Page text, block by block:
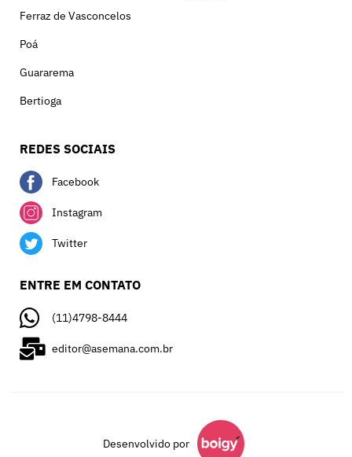
Ferraz de Vasconcelos
Poá
Guararema
Bertioga
REDES SOCIAIS
Facebook
Instagram
Twitter
ENTRE EM CONTATO
(11)4798-8444
editor@asemana.com.br
Desenvolvido por